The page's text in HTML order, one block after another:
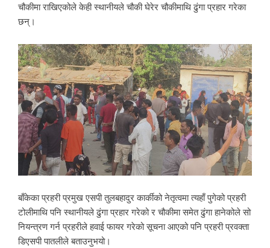
चौकीमा राखिएकोले केही स्थानीयले चौकी घेरेर चौकीमाथि ढुंगा प्रहार गरेका
छन्।
बाँकेका प्रहरी प्रमुख एसपी तुलबहादुर कार्कीको नेतृत्वमा त्यहाँ पुगेको प्रहरी
टोलीमाथि पनि स्थानीयले ढुंगा प्रहार गरेको र चौकीमा समेत ढुंगा हानेकोले सो
नियन्त्रण गर्न प्रहरीले हवाई फायर गरेको सूचना आएको पनि प्रहरी प्रवक्ता
डिएसपी पातलीले बताउनुभयो।